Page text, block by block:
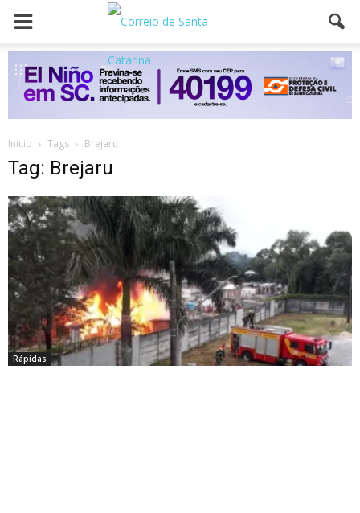
Inicio Tags Brejaru
Tag: Brejaru
Rápidas